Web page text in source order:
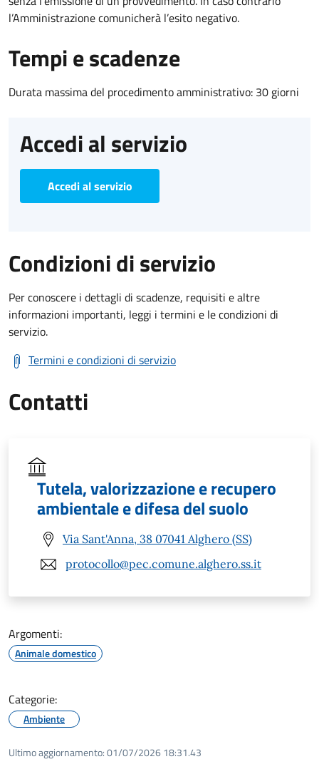
l’Amministrazione comunicherà l’esito negativo.
Tempi e scadenze
Durata massima del procedimento amministrativo: 30 giorni
Accedi al servizio
Accedi al servizio
Condizioni di servizio
Per conoscere i dettagli di scadenze, requisiti e altre
informazioni importanti, leggi i termini e le condizioni di
servizio.
Termini e condizioni di servizio
Contatti
Tutela, valorizzazione e recupero
ambientale e difesa del suolo
Via Sant'Anna, 38 07041 Alghero (SS)
protocollo@pec.comune.alghero.ss.it
Argomenti:
Animale domestico
Categorie:
Ambiente
Ultimo aggiornamento:01/07/2026 18:31.43